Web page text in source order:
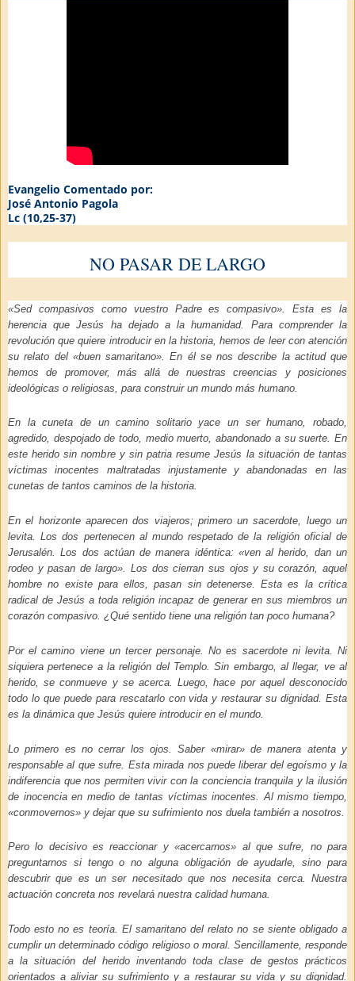
Evangelio Comentado por:
José Antonio Pagola
Lc (10,25-37)
NO PASAR DE LARGO
«Sed compasivos como vuestro Padre es compasivo». Esta es la
herencia que Jesús ha dejado a la humanidad. Para comprender la
revolución que quiere introducir en la historia, hemos de leer con atención
su relato del «buen samaritano». En él se nos describe la actitud que
hemos de promover, más allá de nuestras creencias y posiciones
ideológicas o religiosas, para construir un mundo más humano.
En la cuneta de un camino solitario yace un ser humano, robado,
agredido, despojado de todo, medio muerto, abandonado a su suerte. En
este herido sin nombre y sin patria resume Jesús la situación de tantas
víctimas inocentes maltratadas injustamente y abandonadas en las
cunetas de tantos caminos de la historia.
En el horizonte aparecen dos viajeros; primero un sacerdote, luego un
levita. Los dos pertenecen al mundo respetado de la religión oficial de
Jerusalén. Los dos actúan de manera idéntica: «ven al herido, dan un
rodeo y pasan de largo». Los dos cierran sus ojos y su corazón, aquel
hombre no existe para ellos, pasan sin detenerse. Esta es la crítica
radical de Jesús a toda religión incapaz de generar en sus miembros un
corazón compasivo. ¿Qué sentido tiene una religión tan poco humana?
Por el camino viene un tercer personaje. No es sacerdote ni levita. Ni
siquiera pertenece a la religión del Templo. Sin embargo, al llegar, ve al
herido, se conmueve y se acerca. Luego, hace por aquel desconocido
todo lo que puede para rescatarlo con vida y restaurar su dignidad. Esta
es la dinámica que Jesús quiere introducir en el mundo.
Lo primero es no cerrar los ojos. Saber «mirar» de manera atenta y
responsable al que sufre. Esta mirada nos puede liberar del egoísmo y la
indiferencia que nos permiten vivir con la conciencia tranquila y la ilusión
de inocencia en medio de tantas víctimas inocentes. Al mismo tiempo,
«conmovernos» y dejar que su sufrimiento nos duela también a nosotros.
Pero lo decisivo es reaccionar y «acercarnos» al que sufre, no para
preguntarnos si tengo o no alguna obligación de ayudarle, sino para
descubrir que es un ser necesitado que nos necesita cerca. Nuestra
actuación concreta nos revelará nuestra calidad humana.
Todo esto no es teoría. El samaritano del relato no se siente obligado a
cumplir un determinado código religioso o moral. Sencillamente, responde
a la situación del herido inventando toda clase de gestos prácticos
orientados a aliviar su sufrimiento y a restaurar su vida y su dignidad.